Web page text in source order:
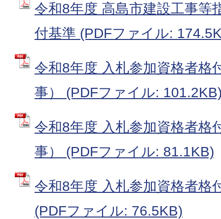
令和8年度 高島市建設工事等
付基準 (PDFファイル:
令和8年度 入札参加資格者格
事） (PDFファイル:
令和8年度 入札参加資格者格
事） (PDFファイル: 81.1KB)
令和8年度 入札参加資格者格
(PDFファイル: 76.5KB)